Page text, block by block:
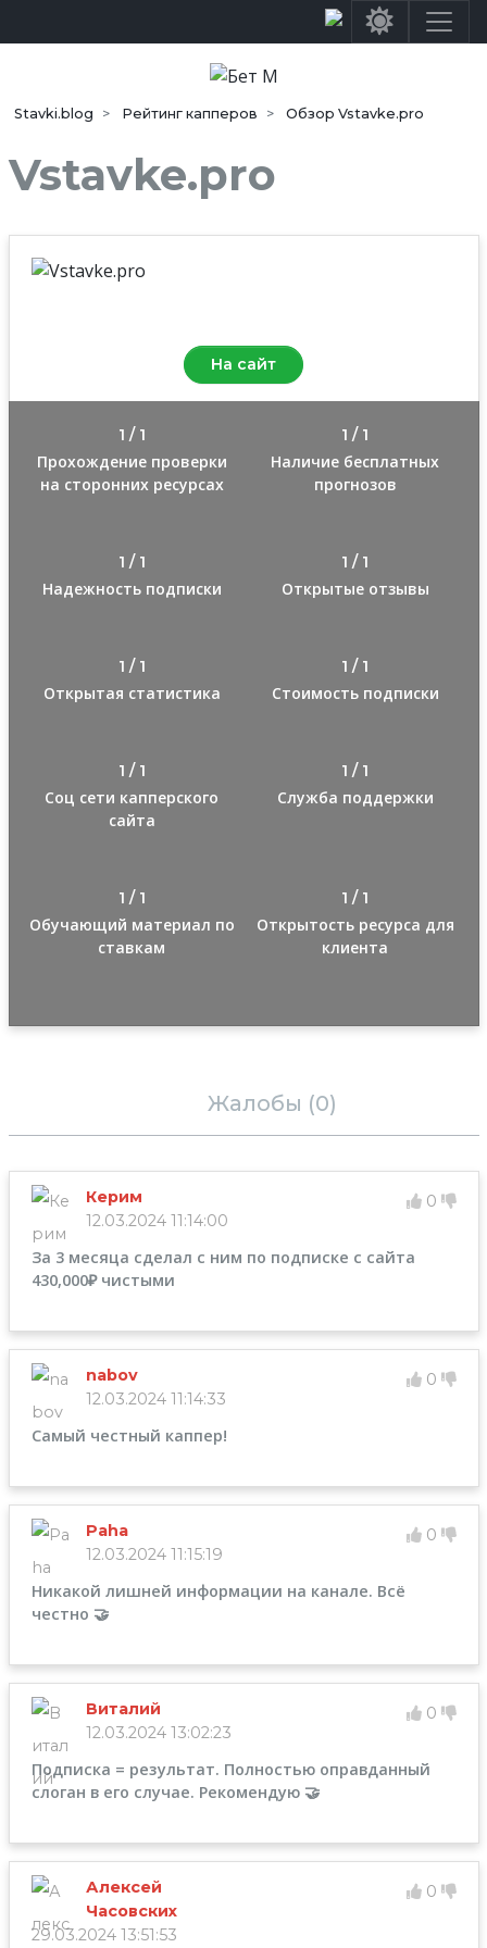
Stavki.blog Рейтинг капперов Обзор Vstavke.pro
Vstavke.pro
На сайт
1 / 1
Прохождение проверки
на сторонних ресурсах
1 / 1
Наличие бесплатных
прогнозов
1 / 1
Надежность подписки
1 / 1
Открытые отзывы
1 / 1
Открытая статистика
1 / 1
Стоимость подписки
1 / 1
Соц сети капперского
сайта
1 / 1
Служба поддержки
1 / 1
Обучающий материал по
ставкам
1 / 1
Открытость ресурса для
клиента
Жалобы (0)
Керим
12.03.2024 11:14:00
0
За 3 месяца сделал с ним по подписке с сайта
430,000₽ чистыми
nabov
12.03.2024 11:14:33
0
Самый честный каппер!
Paha
12.03.2024 11:15:19
0
Никакой лишней информации на канале. Всё
честно 🤝
Виталий
12.03.2024 13:02:23
0
Подписка = результат. Полностью оправданный
слоган в его случае. Рекомендую 🤝
Алексей
Часовских
29.03.2024 13:51:53
0